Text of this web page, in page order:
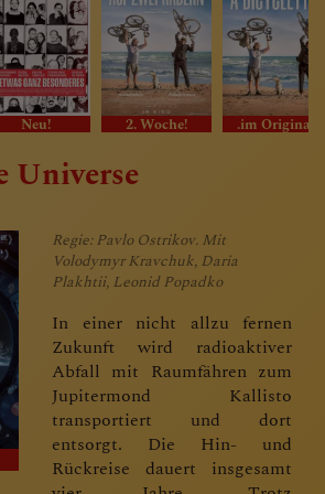
Neu! 2. Woche! .im Original.
Universe
Regie: Pavlo Ostrikov. Mit
Volodymyr Kravchuk, Daria
Plakhtii, Leonid Popadko
In einer nicht allzu fernen
Zukunft wird radioaktiver
Abfall mit Raumfähren zum
Jupitermond Kallisto
transportiert und dort
entsorgt. Die Hin- und
Rückreise dauert insgesamt